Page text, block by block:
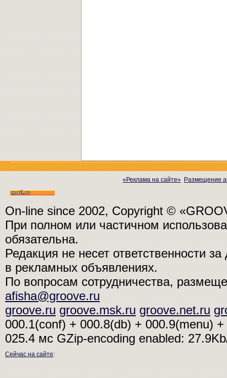
«Реклама на сайте» Размещение
On-line since 2002, Copyright ©
При полном или частичном
обязательна.
Редакция не несет ответственности
в рекламных объявлениях.
По вопросам сотрудничества,
afisha@groove.ru
groove.ru groove.msk.ru groove.net.ru
000.1(conf) + 000.8(db) + 000.9(menu)
025.4 мсGZip-encoding enabled:
Сейчас на сайте: